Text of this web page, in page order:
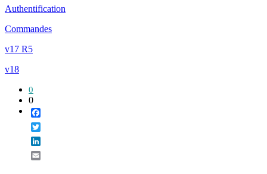
Authentification
Commandes
v17 R5
v18
0
0